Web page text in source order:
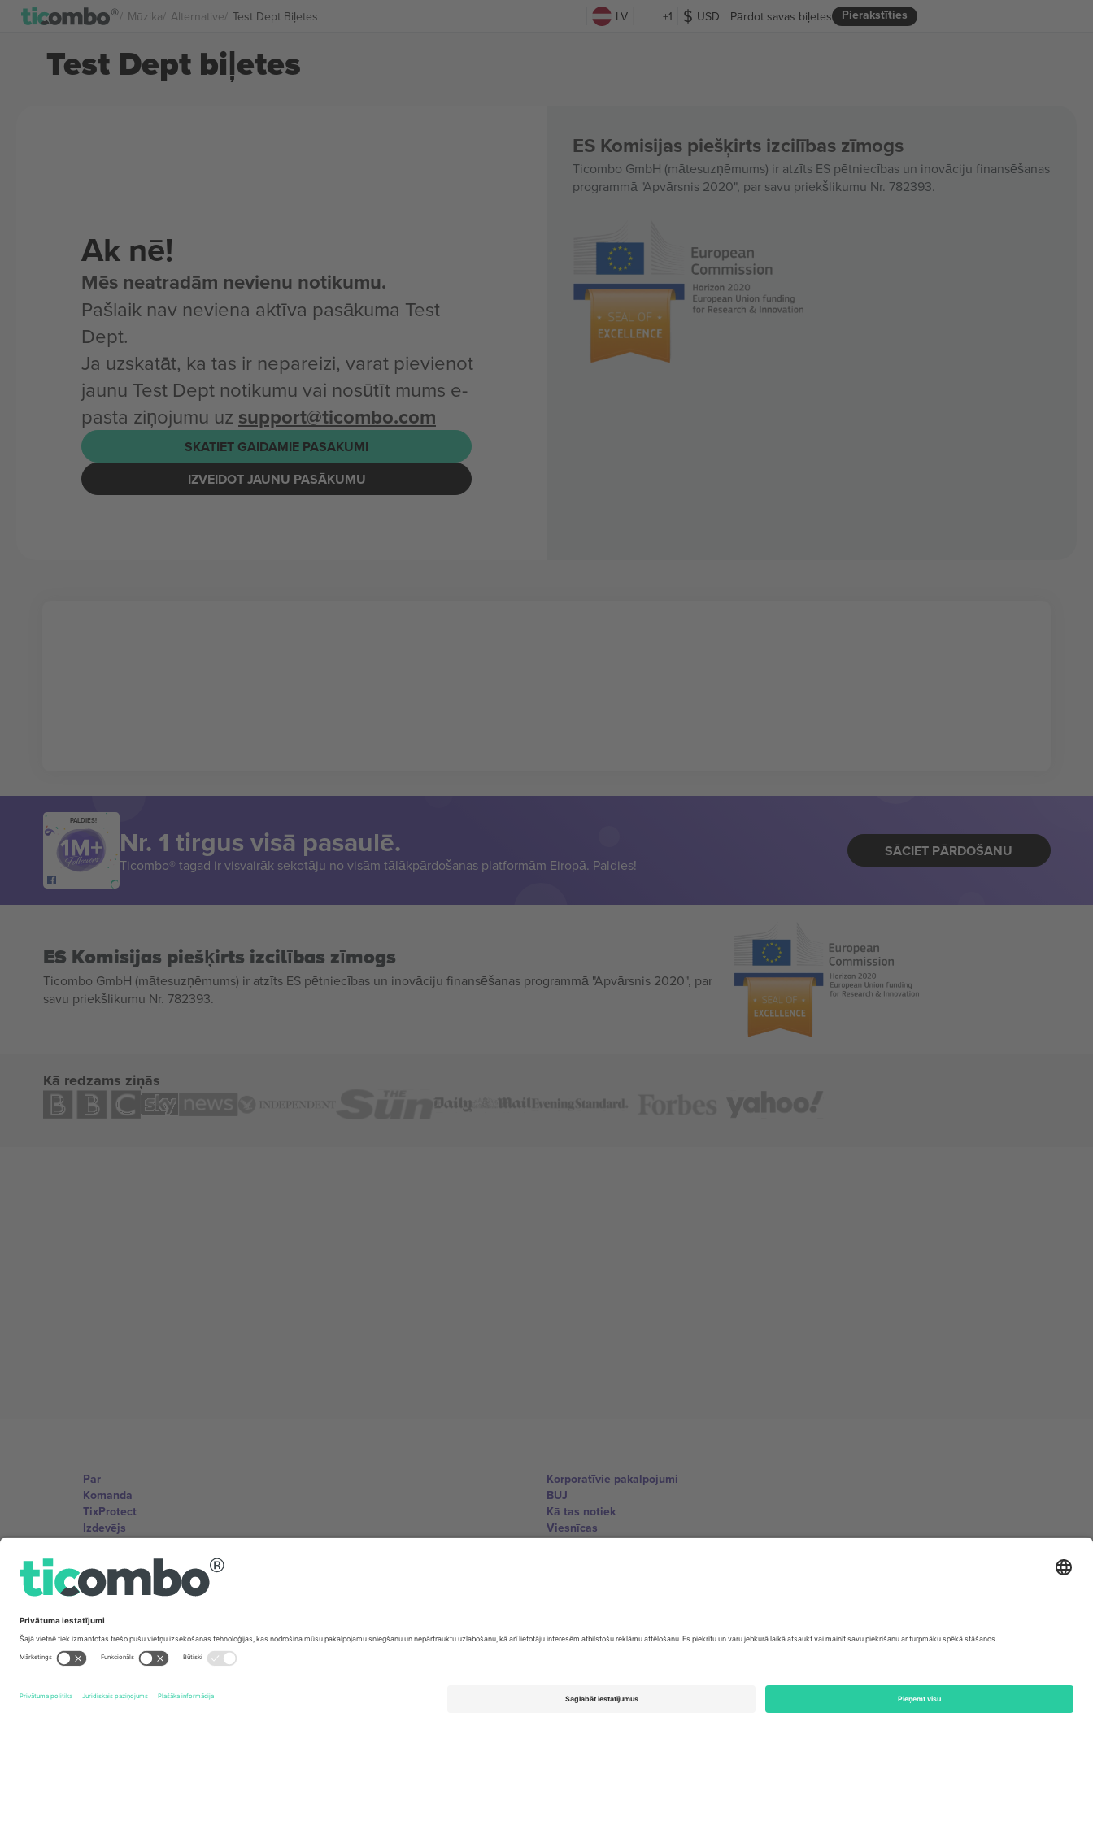
Mūzika Alternative Test Dept Biļetes LV +1 USD Pierakstīties
Pārdot savas biļetes
Test Dept biļetes
Ak nē!
Mēs neatradām nevienu notikumu.
Pašlaik nav neviena aktīva pasākuma Test
Dept.
Ja uzskatāt, ka tas ir nepareizi, varat pievienot
jaunu Test Dept notikumu vai nosūtīt mums e-
pasta ziņojumu uz support@ticombo.com
SKATIET GAIDĀMIE PASĀKUMI
IZVEIDOT JAUNU PASĀKUMU
ES Komisijas piešķirts izcilības zīmogs
Ticombo GmbH (mātesuzņēmums) ir atzīts ES pētniecības un inovāciju finansēšanas
programmā "Apvārsnis 2020", par savu priekšlikumu Nr. 782393.
PALDIES!
Nr. 1 tirgus visā pasaulē.
Ticombo® tagad ir visvairāk sekotāju no visām tālākpārdošanas platformām Eiropā. Paldies!
SĀCIET PĀRDOŠANU
ES Komisijas piešķirts izcilības zīmogs
Ticombo GmbH (mātesuzņēmums) ir atzīts ES pētniecības un inovāciju finansēšanas programmā "Apvārsnis 2020", par
savu priekšlikumu Nr. 782393.
Kā redzams ziņās
Par
Komanda
TixProtect
Izdevējs
Noteikumi un nosacījumi
Partneru programma
Korporatīvie pakalpojumi
BUJ
Kā tas notiek
Viesnīcas
Pasaules kausa centrs